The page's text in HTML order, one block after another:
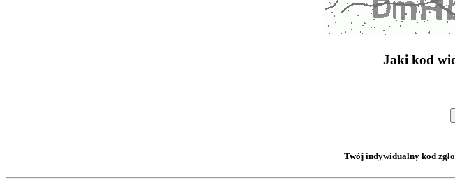
Jaki kod
Twój indywidualny kod